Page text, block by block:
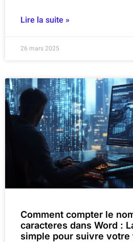
Lire la suite »
26 mars 2025
Comment compter le
caracteres dans Word :
simple pour suivre votre